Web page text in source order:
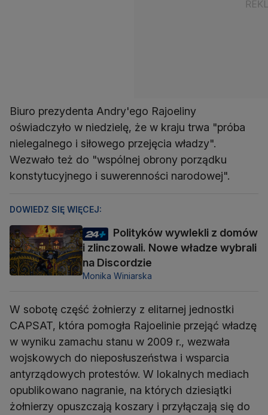
Biuro prezydenta Andry'ego Rajoeliny
oświadczyło w niedzielę, że w kraju trwa "próba
nielegalnego i siłowego przejęcia władzy".
Wezwało też do "wspólnej obrony porządku
konstytucyjnego i suwerenności narodowej".
DOWIEDZ SIĘ WIĘCEJ:
Polityków wywlekli z domów
i zlinczowali. Nowe władze wybrali
na Discordzie
Monika Winiarska
W sobotę część żołnierzy z elitarnej jednostki
CAPSAT, która pomogła Rajoelinie przejąć władzę
w wyniku zamachu stanu w 2009 r., wezwała
wojskowych do nieposłuszeństwa i wsparcia
antyrządowych protestów. W lokalnych mediach
opublikowano nagranie, na których dziesiątki
żołnierzy opuszczają koszary i przyłączają się do